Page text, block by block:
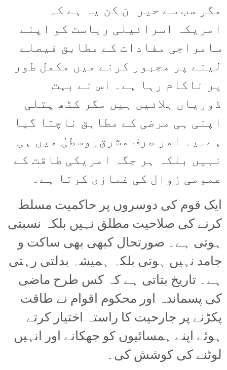
مگر سب سے حیران کن یہ ہے کہ
امریکہ اسرائیلی ریاست کو اپنے
سامراجی مفادات کے مطابق فیصلے
لینے پر مجبور کرنے میں مکمل طور
پر ناکام رہا ہے۔ اس نے بہت
ڈوریاں ہلائیں ہیں مگر کٹھ پتلی
اپنی ہی مرضی کے مطابق ناچتا گیا
ہے۔یہ امر صرف مشرق ِوسطیٰ میں ہی
نہیں بلکہ ہر جگہ امریکی طاقت کے
عمومی زوال کی غمازی کرتا ہے۔
ایک قوم کی دوسروں پر حاکمیت مسلط
کرنے کی صلاحیت مطلق نہیں بلکہ نسبتی
ہوتی ہے۔ صورتحال کبھی بھی ساکت و
جامد نہیں ہوتی بلکہ ہمیشہ بدلتی رہتی
ہے۔ تاریخ بتاتی ہے کہ کس طرح ماضی
کی پسماندہ اور محکوم اقوام نے طاقت
پکڑنے پر جارحیت کا راستہ اختیار کرتے
ہوئے اپنے ہمسائیوں کو جھکانے اور انہیں
لوٹنے کی کوشش کی۔